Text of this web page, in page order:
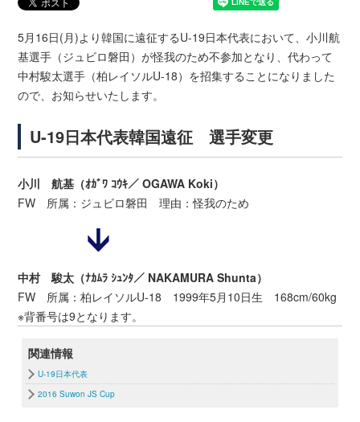
5月16日(月)より韓国に遠征するU-19日本代表において、小川航
基選手（ジュビロ磐田）が怪我のため不参加となり、代わって
中村駿太選手（柏レイソルU-18）を招集することになりました
ので、お知らせいたします。
U-19日本代表韓国遠征 選手変更
小川 航基（ｵｶﾞﾜ ｺｳｷ／ OGAWA Koki）
FW 所属：ジュビロ磐田 理由：怪我のため
中村 駿太（ﾅｶﾑﾗ ｼｭﾝﾀ／ NAKAMURA Shunta）
FW 所属：柏レイソルU-18 1999年5月10日生 168cm/60kg
※背番号は9となります。
関連情報
U-19日本代表
2016 Suwon JS Cup